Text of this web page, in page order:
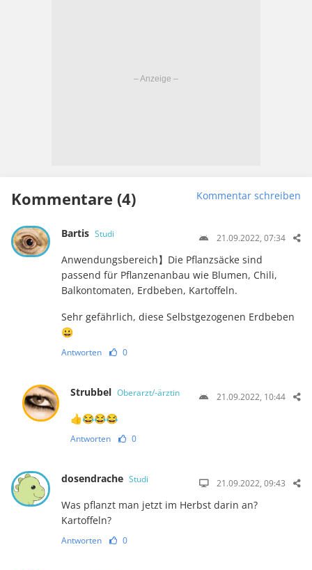
Kommentare (4) Kommentar schreiben
Bartis Studi 21.09.2022, 07:34
Anwendungsbereich】Die Pflanzsäcke sind
passend für Pflanzenanbau wie Blumen, Chili,
Balkontomaten, Erdbeben, Kartoffeln.
Sehr gefährlich, diese Selbstgezogenen Erdbeben
😀
Antworten 0
Strubbel Oberarzt/-ärztin 21.09.2022, 10:44
👍😂😂😂
Antworten 0
dosendrache Studi 21.09.2022, 09:43
Was pflanzt man jetzt im Herbst darin an?
Kartoffeln?
Antworten 0